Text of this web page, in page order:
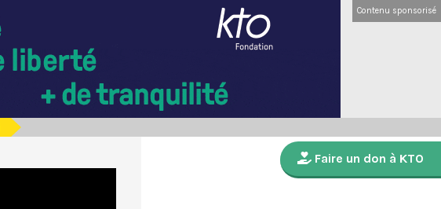
Contenu sponsorisé
Faire un don à KTO